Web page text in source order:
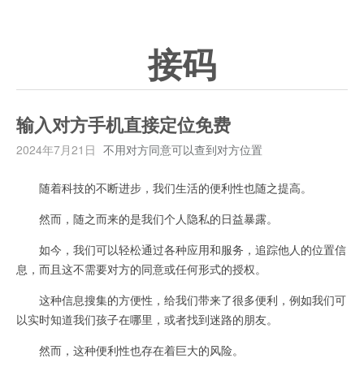
接码
输入对方手机直接定位免费
2024年7月21日 不用对方同意可以查到对方位置
随着科技的不断进步，我们生活的便利性也随之提高。
然而，随之而来的是我们个人隐私的日益暴露。
如今，我们可以轻松通过各种应用和服务，追踪他人的位置信
息，而且这不需要对方的同意或任何形式的授权。
这种信息搜集的方便性，给我们带来了很多便利，例如我们可
以实时知道我们孩子在哪里，或者找到迷路的朋友。
然而，这种便利性也存在着巨大的风险。